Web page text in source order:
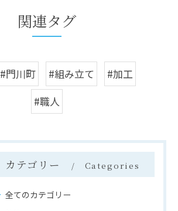
関連タグ
#門川町 #組み立て
#加工
#職人
カテゴリー Categories
全てのカテゴリー